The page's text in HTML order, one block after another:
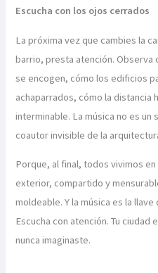
Escucha con los ojos cerrados
La próxima vez que cambies la
barrio, presta atención. Observa
se encogen, cómo los edificios
achaparrados, cómo la distancia
interminable. La música no es un
coautor invisible de la
Porque, al final, todos vivimos
exterior, compartido y
moldeable. Y la música es la
Escucha con atención. Tu ciudad
nunca imaginaste.